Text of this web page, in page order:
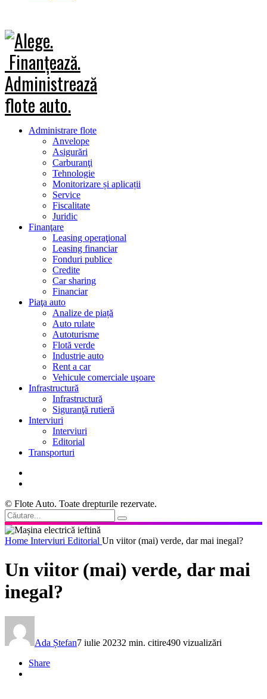
Administrare flote
Anvelope
Asigurări
Carburanţi
Tehnologie
Monitorizare și aplicații
Service
Fiscalitate
Juridic
Finanţare
Leasing operaţional
Leasing financiar
Fonduri publice
Credite
Car sharing
Financiar
Piaţa auto
Analize de piață
Auto rulate
Autoturisme
Flotă verde
Industrie auto
Rent a car
Vehicule comerciale uşoare
Infrastructură
Infrastructură
Siguranţă rutieră
Interviuri
Interviuri
Editorial
Transporturi
© Flote Auto. Toate drepturile rezervate.
Home Interviuri Editorial Un viitor (mai) verde, dar mai inegal?
Un viitor (mai) verde, dar mai
inegal?
Ada Ștefan7 iulie 20232 min. citire490 vizualizări
Share